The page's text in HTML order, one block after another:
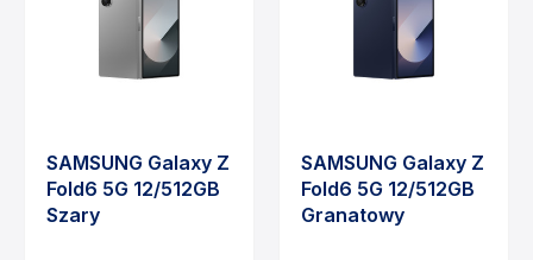
SAMSUNG Galaxy Z
Fold6 5G 12/512GB
Szary
SAMSUNG Galaxy Z
Fold6 5G 12/512GB
Granatowy